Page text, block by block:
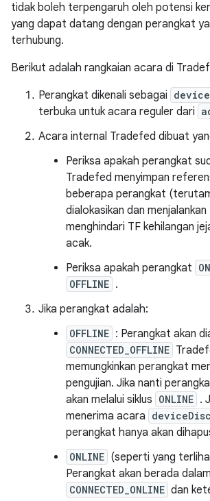
tidak boleh terpengaruh oleh potensi
yang dapat datang dengan perangkat
terhubung.
Berikut adalah rangkaian acara di
Perangkat dikenali sebagai
terbuka untuk acara reguler dari
Acara internal Tradefed dibuat
Periksa apakah perangkat
Tradefed menyimpan
beberapa perangkat
dialokasikan dan
menghindari TF kehilangan
acak.
Periksa apakah perangkat
OFFLINE .
Jika perangkat adalah:
OFFLINE : Perangkat akan
CONNECTED_OFFLINE
memungkinkan perangkat
pengujian. Jika nanti
akan melalui siklus ONLINE .
menerima acara
perangkat hanya akan
ONLINE (seperti yang
Perangkat akan berada
CONNECTED_ONLINE dan